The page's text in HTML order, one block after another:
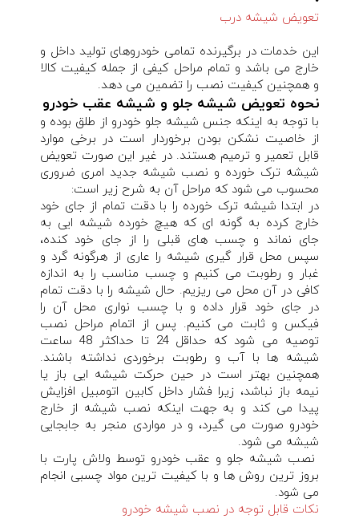
تعویض شیشه درب
این خدمات در برگیرنده تمامی خودروهای تولید داخل و
خارج می باشد و تمام مراحل کیفی از جمله کیفیت کالا
و همچنین کیفیت نصب را تضمین می دهد.
نحوه تعویض شیشه جلو و شیشه عقب خودرو
با توجه به اینکه جنس شیشه جلو خودرو از طلق بوده و
از خاصیت نشکن بودن برخوردار است در برخی موارد
قابل تعمیر و ترمیم هستند. در غیر این صورت تعویض
شیشه ترک خورده و نصب شیشه جدید امری ضروری
محسوب می شود که مراحل آن به شرح زیر است:
در ابتدا شیشه ترک خورده را با دقت تمام از جای خود
خارج کرده به گونه ای که هیچ خورده شیشه ایی به
جای نماند و چسب های قبلی را از جای خود کنده،
سپس محل قرار گیری شیشه را عاری از هرگونه گرد و
غبار و رطوبت می کنیم و چسب مناسب را به اندازه
کافی در آن محل می ریزیم. حال شیشه را با دقت تمام
در جای خود قرار داده و با چسب نواری محل آن را
فیکس و ثابت می کنیم. پس از اتمام مراحل نصب
توصیه می شود که حداقل 24 تا حداکثر 48 ساعت
شیشه ها با آب و رطوبت برخوردی نداشته باشند.
همچنین بهتر است در حین حرکت شیشه ایی باز یا
نیمه باز نباشد، زیرا فشار داخل کابین اتومبیل افزایش
پیدا می کند و به جهت اینکه نصب شیشه از خارج
خودرو صورت می گیرد، و در مواردی منجر به جابجایی
شیشه می شود.
نصب شیشه جلو و عقب خودرو توسط ولاش پارت با
بروز ترین روش ها و با کیفیت ترین مواد چسبی انجام
می شود.
نکات قابل توجه در نصب شیشه خودرو